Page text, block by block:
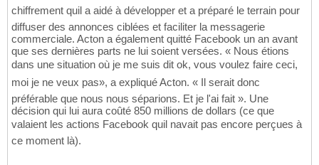
chiffrement quil a aidé à développer et a préparé le terrain pour
diffuser des annonces ciblées et faciliter la messagerie
commerciale. Acton a également quitté Facebook un an avant
que ses dernières parts ne lui soient versées. « Nous étions
dans une situation où je me suis dit ok, vous voulez faire ceci,
moi je ne veux pas», a expliqué Acton. « Il serait donc
préférable que nous nous séparions. Et je l'ai fait ». Une
décision qui lui aura coûté 850 millions de dollars (ce que
valaient les actions Facebook quil navait pas encore perçues à
ce moment là).